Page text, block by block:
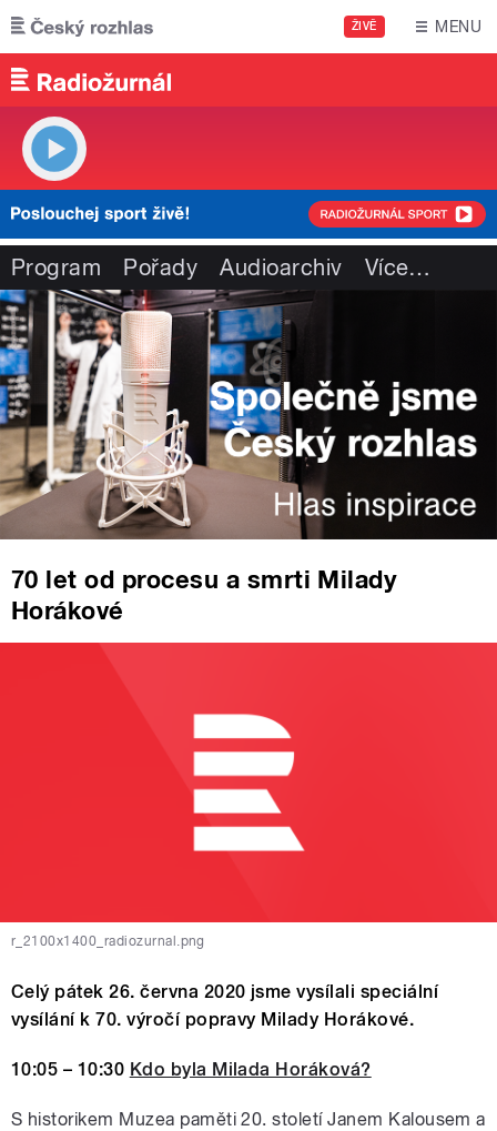
Přejít k hlavnímu obsahu
ŽIVĚ MENU
Program Pořady Audioarchiv Více…
70 let od procesu a smrti Milady
Horákové
r_2100x1400_radiozurnal.png
Celý pátek 26. června 2020 jsme vysílali speciální
vysílání k 70. výročí popravy Milady Horákové.
10:05 – 10:30 Kdo byla Milada Horáková?
S historikem Muzea paměti 20. století Janem Kalousem a